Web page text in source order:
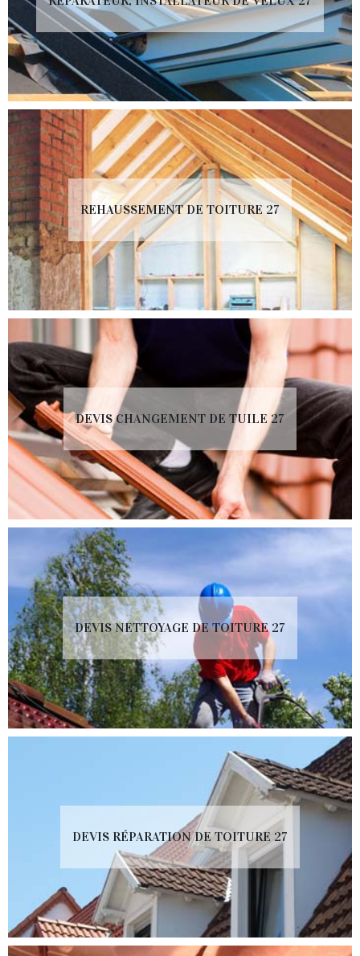
REHAUSSEMENT DE TOITURE 27
DEVIS CHANGEMENT DE TUILE 27
DEVIS NETTOYAGE DE TOITURE 27
DEVIS RÉPARATION DE TOITURE 27